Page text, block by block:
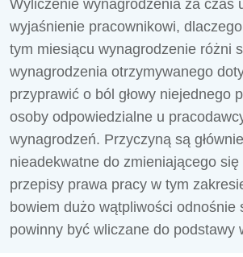
Wyliczenie wynagrodzenia za czas
wyjaśnienie pracownikowi,
tym miesiącu wynagrodzenie różni
wynagrodzenia otrzymywanego
przyprawić o ból głowy niejednego
osoby odpowiedzialne u
wynagrodzeń. Przyczyną są
nieadekwatne do zmieniającego się
przepisy prawa pracy w tym
bowiem dużo wątpliwości odnośnie
powinny być wliczane do podstawy